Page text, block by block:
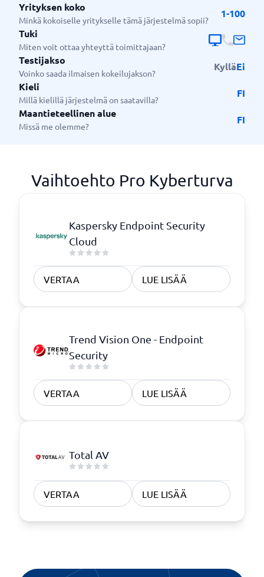
Yrityksen koko
Minkä kokoiselle yritykselle tämä järjestelmä sopii?
1-100
Tuki
Miten voit ottaa yhteyttä toimittajaan?
Testijakso
Voinko saada ilmaisen kokeilujakson?
KylläEi
Kieli
Millä kielillä järjestelmä on saatavilla?
FI
Maantieteellinen alue
Missä me olemme?
FI
Vaihtoehto Pro Kyberturva
Kaspersky Endpoint Security
Cloud
VERTAA LUE LISÄÄ
Trend Vision One - Endpoint
Security
VERTAA LUE LISÄÄ
Total AV
VERTAA LUE LISÄÄ